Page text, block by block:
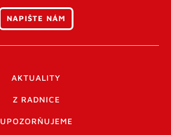
NAPIŠTE NÁM
AKTUALITY
Z RADNICE
UPOZORŇUJEME